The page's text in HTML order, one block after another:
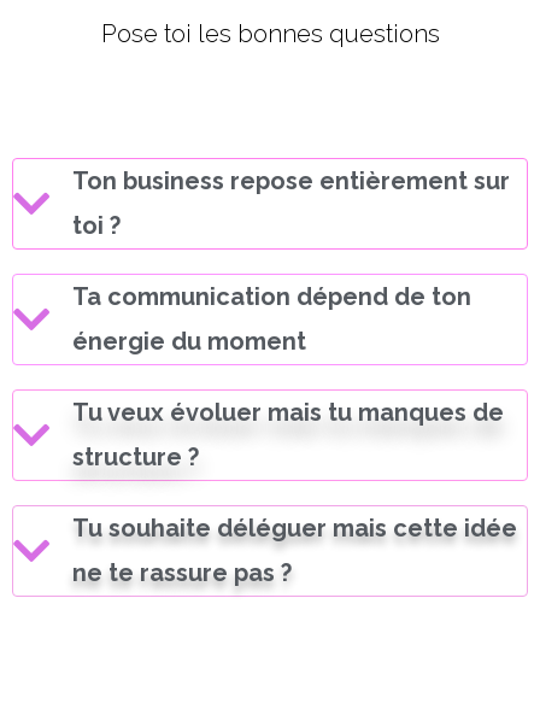
Pose toi les bonnes questions
Ton business repose entièrement sur
toi ?
Ta communication dépend de ton
énergie du moment
Tu veux évoluer mais tu manques de
structure ?
Tu souhaite déléguer mais cette idée
ne te rassure pas ?